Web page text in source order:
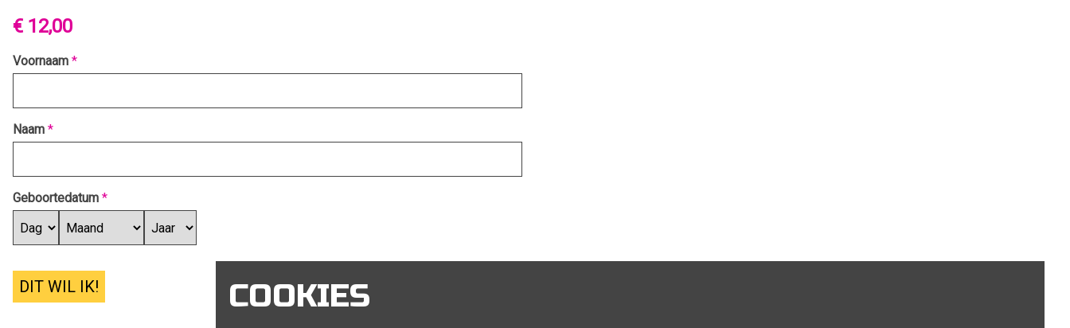
COOKIES
€ 12,00
Voornaam *
Naam *
Geboortedatum *
DIT WIL IK!